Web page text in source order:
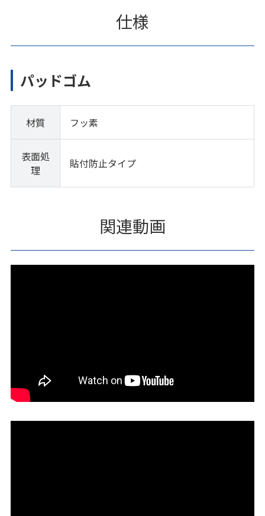
仕様
パッドゴム
材質 フッ素
表面処
理
貼付防止タイプ
関連動画